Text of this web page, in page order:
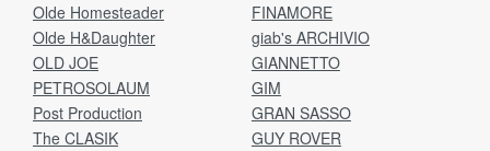
Olde Homesteader
Olde H&Daughter
OLD JOE
PETROSOLAUM
Post Production
The CLASIK
FINAMORE
giab's ARCHIVIO
GIANNETTO
GIM
GRAN SASSO
GUY ROVER